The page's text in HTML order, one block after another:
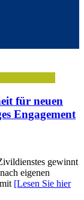
für neuen
Engagement
gewinnt
eigenen
[Lesen Sie hier